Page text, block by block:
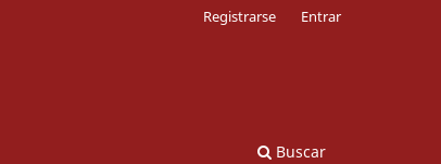
Buscar
Registrarse Entrar